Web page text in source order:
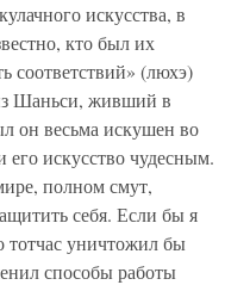
искусства, в
кто был их
соответствий» (люхэ)
Шаньси, живший в
он весьма искушен во
искусство чудесным.
полном смут,
себя. Если бы я
тотчас уничтожил бы
способы работы